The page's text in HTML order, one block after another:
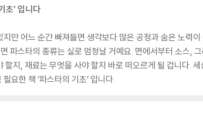
초’ 입니다
만 어느 순간 빠져들면 생각보다 많은 공정과 숨은 노력
파스타의 종류는 실로 엄청날 거예요. 면에서부터 소스,
할지, 재료는 무엇을 사야 할지 바로 떠오르게 될 겁니다.
요한 책 ‘파스타의 기초’ 입니다.